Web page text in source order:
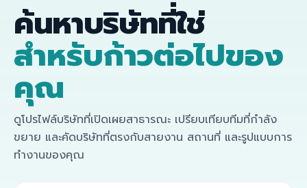
ค้นหาบริษัทที่ใช่
สำหรับก้าวต่อไปของ
คุณ
ดูโปรไฟล์บริษัทที่เปิดเผยสาธารณะ เปรียบเทียบทีมที่กำลัง
ขยาย และคัดบริษัทที่ตรงกับสายงาน สถานที่ และรูปแบบการ
ทำงานของคุณ